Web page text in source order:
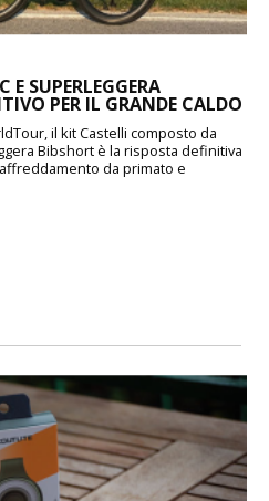
E SUPERLEGGERA
PER IL GRANDE CALDO
il kit Castelli composto da
Bibshort è la risposta definitiva
da primato e